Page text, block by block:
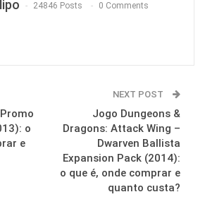
24846 Posts 0 Comments
o
e
NEXT POST
Jogo Dungeons &
Dragons: Attack Wing –
Dwarven Ballista
Expansion Pack (2014):
o que é, onde comprar e
quanto custa?